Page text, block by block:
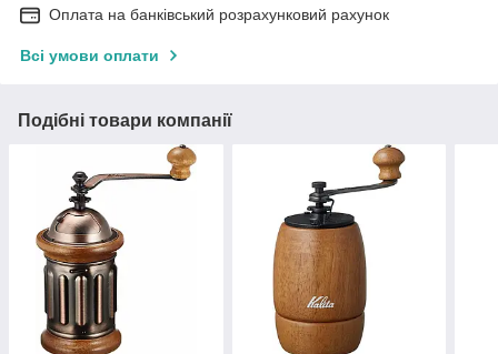
Оплата на банківський розрахунковий рахунок
Всі умови оплати
Подібні товари компанії